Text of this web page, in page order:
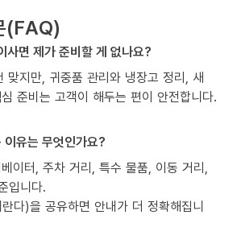
(FAQ)
사면 제가 준비할 게 없나요?
맞지만, 귀중품 관리와 냉장고 정리, 새
준비는 고객이 해두는 편이 안전합니다.
유는 무엇인가요?
이터, 주차 거리, 특수 물품, 이동 거리,
입니다.
다)을 공유하면 안내가 더 정확해집니